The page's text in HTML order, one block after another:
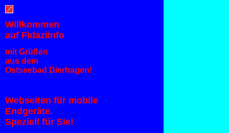
Willkommen
auf Fidaziinfo
mit Grüßen
aus dem
Ostseebad Dierhagen!
Webseiten für mobile
Endgeräte.
Speziell für Sie!